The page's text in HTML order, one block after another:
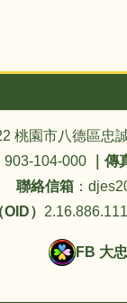
桃園市八德區忠
903-104-000 傳
聯絡信箱 ：
）
FB 大